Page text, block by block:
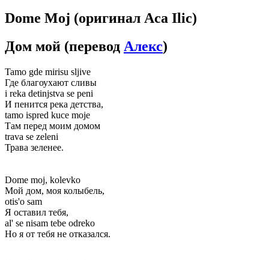
Dome Moj (оригинал Aca Ilic)
Дом мой (перевод Алекс)
Tamo gde mirisu sljive
Где благоухают сливы
i reka detinjstva se peni
И пенится река детства,
tamo ispred kuce moje
Там перед моим домом
trava se zeleni
Трава зеленее.
Dome moj, kolevko
Мой дом, моя колыбель,
otis'o sam
Я оставил тебя,
al' se nisam tebe odreko
Но я от тебя не отказался.